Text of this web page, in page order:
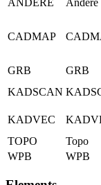
CADMAP
GRB
GRB
KADSCAN
KADVEC
TOPO
Topo
WPB
WPB